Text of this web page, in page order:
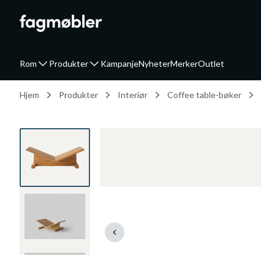
Rom Produkter KampanjeNyheterMerkerOutlet
Hjem Produkter Interiør Coffee table-bøker